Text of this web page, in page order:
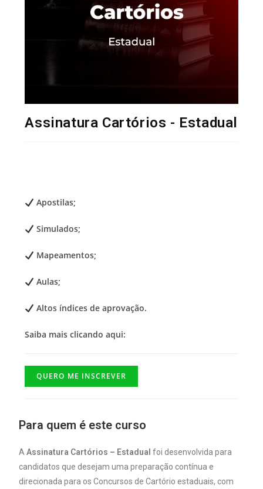
Assinatura Cartórios - Estadual
Apostilas;
Simulados;
Mapeamentos;
Aulas;
Altos índices de aprovação.
Saiba mais clicando aqui:
QUERO ME INSCREVER
Para quem é este curso
AAssinatura Cartórios – Estadual foi desenvolvida para
candidatos que desejam uma preparação contínua e
direcionada para os Concursos de Cartório estaduais, com